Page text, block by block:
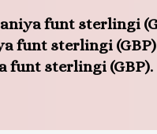
funt sterlingi
sterlingi
sterlingi (GBP).